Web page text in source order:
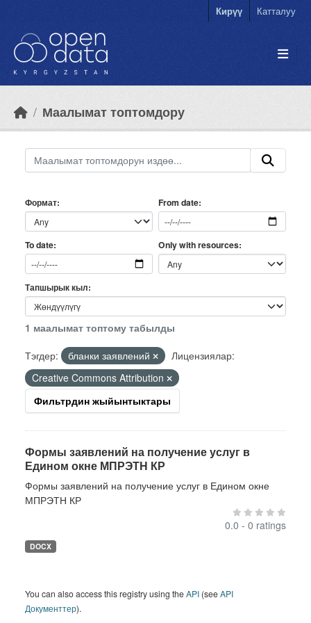
Кирүү Катталуу
Маалымат топтомдору
Формат From date
To date Only with resources
Тапшырык кыл
1 маалымат топтому табылды
Тэгдер:
бланки заявлений
Лицензиялар:
Creative Commons Attribution
Фильтрдин жыйынтыктары
Формы заявлений на получение услуг в
Едином окне МПРЭТН КР
Формы заявлений на получение услуг в Едином окне
МПРЭТН КР
0.0 - 0 ratings
DOCX
You can also access this registry using theAPI (seeAPI
Документтер).